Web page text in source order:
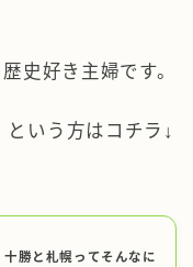
史好き主婦です。
という方はコチラ↓
勝と札幌ってそんなに